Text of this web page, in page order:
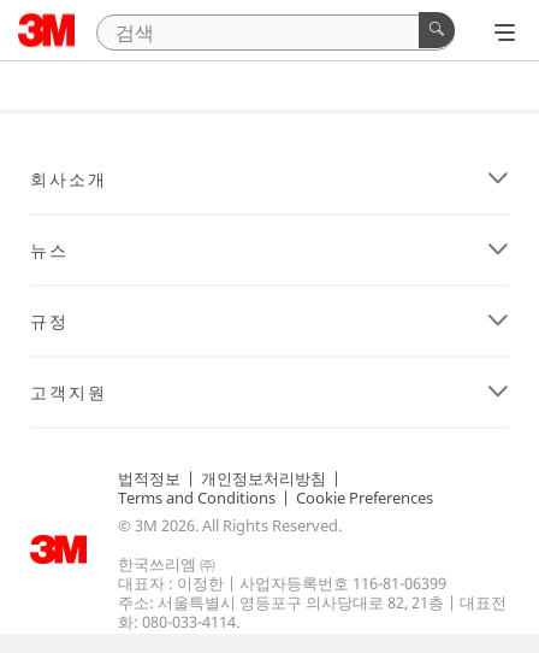
회사소개
뉴스
규정
고객지원
법적정보 | 개인정보처리방침 |
Terms and Conditions | Cookie Preferences
© 3M 2026. All Rights Reserved.
한국쓰리엠 ㈜
대표자 : 이정한 | 사업자등록번호 116-81-06399
주소: 서울특별시 영등포구 의사당대로 82, 21층 | 대표전
화: 080-033-4114.